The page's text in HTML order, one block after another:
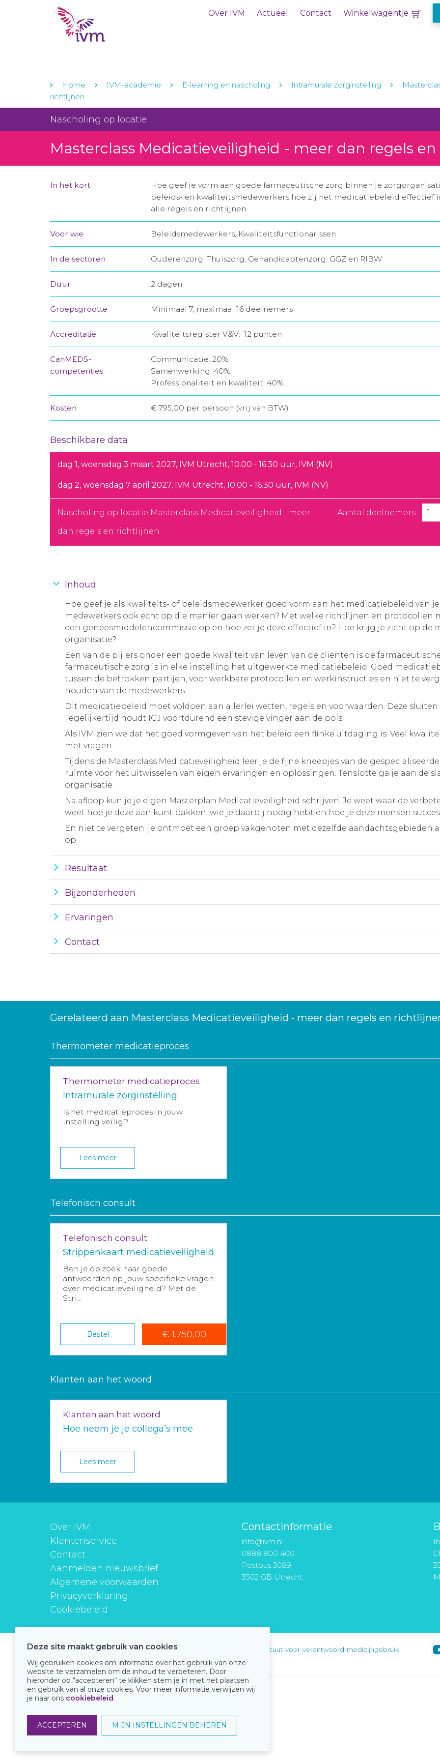
Over IVM Actueel Contact Winkelwagentje
Home IVM-academie E-learning en nascholing Intramurale zorginstelling
richtlijnen
Nascholing op locatie
Masterclass Medicatieveiligheid - meer dan regels
In het kort
Hoe geef je vorm aan goede farmaceutische zorg binnen je
beleids- en kwaliteitsmedewerkers hoe zij het medicatiebeleid effectief
alle regels en richtlijnen.
Voor wie Beleidsmedewerkers, Kwaliteitsfunctionarissen
In de sectoren Ouderenzorg, Thuiszorg, Gehandicaptenzorg, GGZ en RIBW
Duur 2 dagen
Groepsgrootte Minimaal 7, maximaal 16 deelnemers
Accreditatie Kwaliteitsregister V&V: 12 punten
CanMEDS-
competenties
Communicatie: 20%
Samenwerking: 40%
Professionaliteit en kwaliteit: 40%
Kosten € 795,00 per persoon (vrij van BTW)
Beschikbare data
dag 1, woensdag 3 maart 2027, IVM Utrecht, 10.00 - 16.30 uur, IVM (NV)
dag 2, woensdag 7 april 2027, IVM Utrecht, 10.00 - 16.30 uur, IVM (NV)
Nascholing op locatie Masterclass Medicatieveiligheid - meer
dan regels en richtlijnen
Aantal deelnemers:
Inhoud
Hoe geef je als kwaliteits- of beleidsmedewerker goed vorm aan het medicatiebeleid van
medewerkers ook echt op die manier gaan werken? Met welke richtlijnen en protocollen
een geneesmiddelencommissie op en hoe zet je deze effectief in? Hoe krijg je zicht op de
organisatie?
Een van de pijlers onder een goede kwaliteit van leven van de cliënten is de
farmaceutische zorg is in elke instelling het uitgewerkte medicatiebeleid. Goed
tussen de betrokken partijen, voor werkbare protocollen en werkinstructies en niet te
houden van de medewerkers.
Dit medicatiebeleid moet voldoen aan allerlei wetten, regels en voorwaarden. Deze
Tegelijkertijd houdt IGJ voortdurend een stevige vinger aan de pols.
Als IVM zien we dat het goed vormgeven van het beleid een flinke uitdaging is. Veel
met vragen.
Tijdens de Masterclass Medicatieveiligheid leer je de fijne kneepjes van de gespecialiseerde
ruimte voor het uitwisselen van eigen ervaringen en oplossingen. Tenslotte ga je aan de
organisatie.
Na afloop kun je je eigen Masterplan Medicatieveiligheid schrijven. Je weet waar de
weet hoe je deze aan kunt pakken, wie je daarbij nodig hebt en hoe je deze mensen
En niet te vergeten: je ontmoet een groep vakgenoten met dezelfde aandachtsgebieden
op.
Resultaat
Bijzonderheden
Ervaringen
Contact
Gerelateerd aan Masterclass Medicatieveiligheid - meer dan regels en
Thermometer medicatieproces
Thermometer medicatieproces
Intramurale zorginstelling
Is het medicatieproces in jouw
instelling veilig?
Lees meer
Telefonisch consult
Telefonisch consult
Strippenkaart medicatieveiligheid
Ben je op zoek naar goede
antwoorden op jouw specifieke vragen
over medicatieveiligheid? Met de
Stri...
Bestel € 1.750,00
Klanten aan het woord
Klanten aan het woord
Hoe neem je je collega’s mee
Lees meer
Over IVM
Klantenservice
Contact
Aanmelden nieuwsbrief
Algemene voorwaarden
Privacyverklaring
Cookiebeleid
Contactinformatie
info@ivm.nl
0888 800 400
Postbus 3089
3502 GB Utrecht
instituutverantwoordmedicijngebruik instituut-voor-verantwoord-medicijngebruik
Onze keurmerken
Deze site maakt gebruik van cookies
Wij gebruiken cookies om informatie over het gebruik van onze
website te verzamelen om de inhoud te verbeteren. Door
hieronder op “accepteren“ te klikken stem je in met het plaatsen
en gebruik van al onze cookies. Voor meer informatie verwijzen wij
je naar ons cookiebeleid.
ACCEPTEREN MIJN INSTELLINGEN BEHEREN